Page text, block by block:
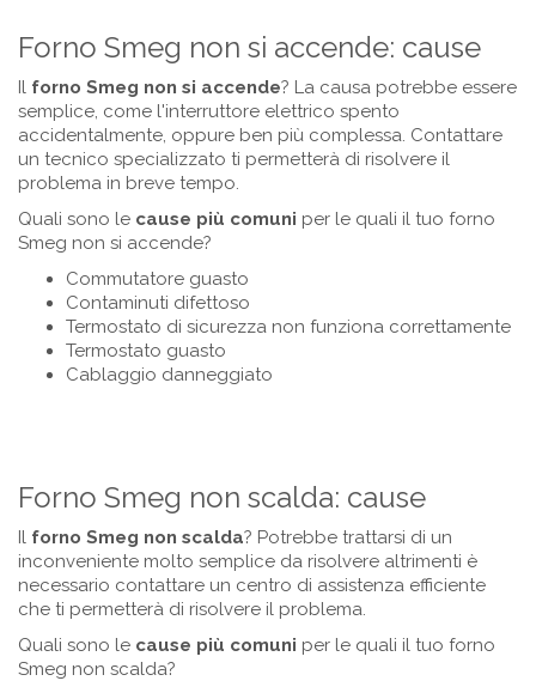
Forno Smeg non si accende: cause
Il forno Smeg non si accende? La causa potrebbe essere
semplice, come l'interruttore elettrico spento
accidentalmente, oppure ben più complessa. Contattare
un tecnico specializzato ti permetterà di risolvere il
problema in breve tempo.
Quali sono le cause più comuni per le quali il tuo forno
Smeg non si accende?
Commutatore guasto
Contaminuti difettoso
Termostato di sicurezza non funziona correttamente
Termostato guasto
Cablaggio danneggiato
Forno Smeg non scalda: cause
Il forno Smeg non scalda? Potrebbe trattarsi di un
inconveniente molto semplice da risolvere altrimenti è
necessario contattare un centro di assistenza efficiente
che ti permetterà di risolvere il problema.
Quali sono le cause più comuni per le quali il tuo forno
Smeg non scalda?